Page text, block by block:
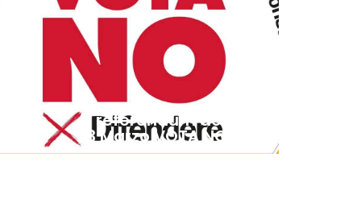
Al referendum del 22 e
23 Marzo VOTA NO